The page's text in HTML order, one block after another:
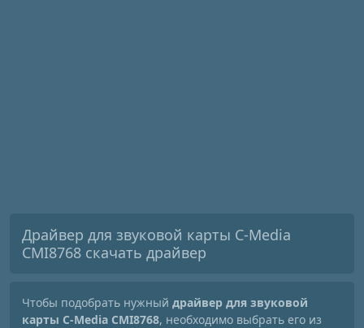
Драйвер для звуковой карты C-Media
CMI8768 скачать драйвер
Чтобы подобрать нужный драйвер для звуковой
карты C-Media CMI8768, необходимо выбрать его из